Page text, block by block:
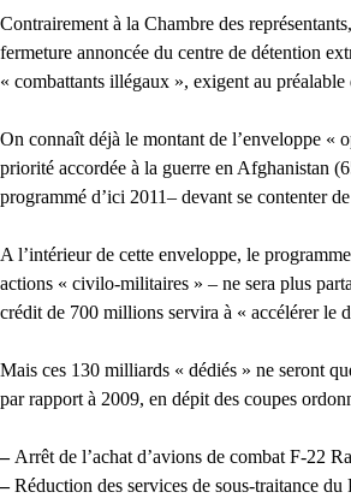
Contrairement à la Chambre des
fermeture annoncée du centre de détention
« combattants illégaux », exigent au
On connaît déjà le montant de l’enveloppe «
priorité accordée à la guerre en Afghanistan
programmé d’ici 2011– devant se contenter
A l’intérieur de cette enveloppe, le
actions « civilo-militaires » – ne sera plus
crédit de 700 millions servira à « accélérer le
Mais ces 130 milliards « dédiés » ne seront
par rapport à 2009, en dépit des coupes
–Arrêt de l’achat d’avions de combat F-22
–Réduction des services de sous-traitance du